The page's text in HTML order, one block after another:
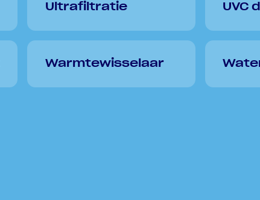
Ultrafiltratie UVC
Warmtewisselaar